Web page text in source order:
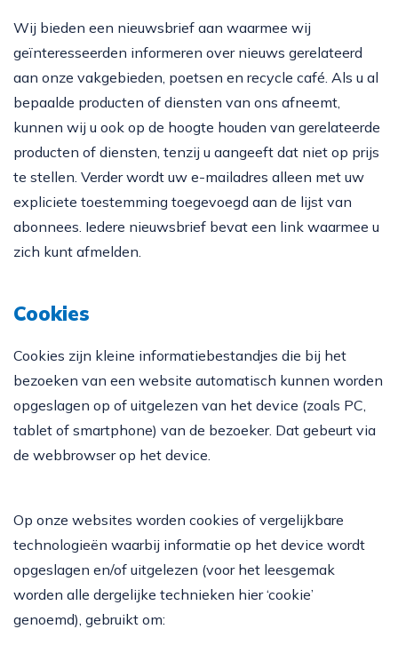
Wij bieden een nieuwsbrief aan waarmee wij
geïnteresseerden informeren over nieuws gerelateerd
aan onze vakgebieden, poetsen en recycle café. Als u al
bepaalde producten of diensten van ons afneemt,
kunnen wij u ook op de hoogte houden van gerelateerde
producten of diensten, tenzij u aangeeft dat niet op prijs
te stellen. Verder wordt uw e-mailadres alleen met uw
expliciete toestemming toegevoegd aan de lijst van
abonnees. Iedere nieuwsbrief bevat een link waarmee u
zich kunt afmelden.
Cookies
Cookies zijn kleine informatiebestandjes die bij het
bezoeken van een website automatisch kunnen worden
opgeslagen op of uitgelezen van het device (zoals PC,
tablet of smartphone) van de bezoeker. Dat gebeurt via
de webbrowser op het device.
Op onze websites worden cookies of vergelijkbare
technologieën waarbij informatie op het device wordt
opgeslagen en/of uitgelezen (voor het leesgemak
worden alle dergelijke technieken hier ‘cookie’
genoemd), gebruikt om: